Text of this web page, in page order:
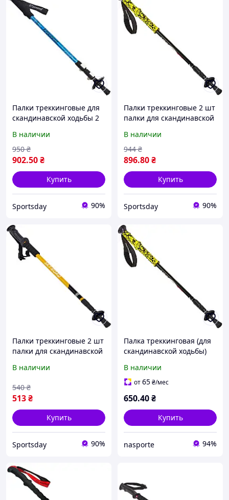
Палки треккинговые для
скандинавской ходьбы 2
8019
В наличии
902.50₴
950 ₴
Купить
Sportsday 90%
Палки треккинговые 2 шт
палки для скандинавской
SALAMAN TY-7075
В наличии
896.80₴
944 ₴
Купить
Sportsday 90%
Палки треккинговые 2 шт
палки для скандинавской
ROAD TY-5526
В наличии
513₴
540 ₴
Купить
Sportsday 90%
Палка треккинговая (для
скандинавской ходьбы)
SALAMAN K-2 l-65-135см
Желтый
В наличии
от65₴/мес
650.40₴
Купить
nasporte 94%